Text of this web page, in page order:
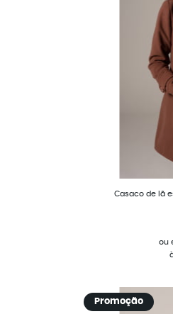
Casaco de lã
ou
Promoção